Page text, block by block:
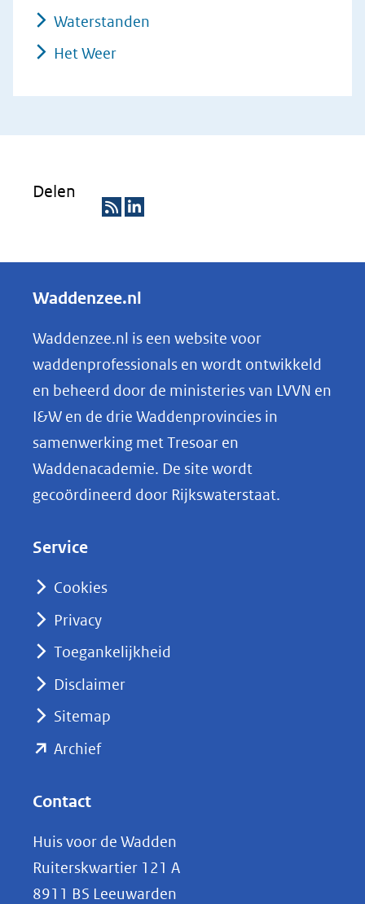
Waterstanden
Het Weer
Delen
S
e
e
n
o
n
k
e
nieuw
Waddenzee.nl
Waddenzee.nl is een website voor
waddenprofessionals en wordt ontwikkeld
en beheerd door de ministeries van LVVN en
I&W en de drie Waddenprovincies in
samenwerking met Tresoar en
Waddenacademie. De site wordt
gecoördineerd door Rijkswaterstaat.
Service
Cookies
Privacy
Toegankelijkheid
Disclaimer
Sitemap
Archief(opent
(verwijst
naar
Contact
Huis voor de Wadden
Ruiterskwartier 121 A
8911 BS Leeuwarden